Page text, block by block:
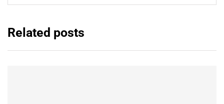
Related posts